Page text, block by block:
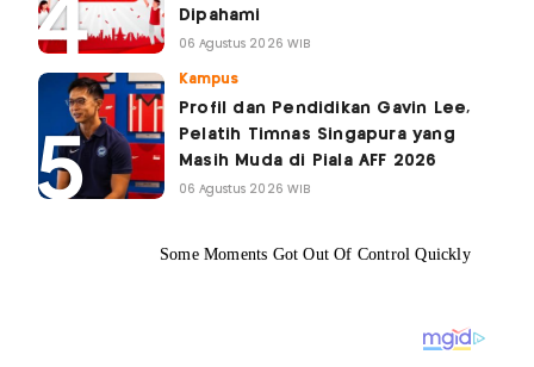
Dipahami
06 Agustus 2026 WIB
Kampus
Profil dan Pendidikan Gavin Lee,
Pelatih Timnas Singapura yang
Masih Muda di Piala AFF 2026
06 Agustus 2026 WIB